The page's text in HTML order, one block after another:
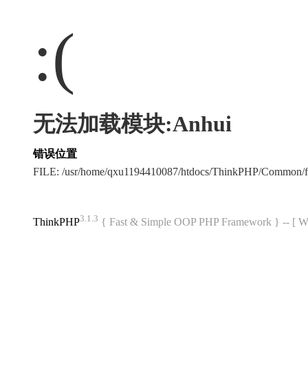
:(
无法加载模块:Anhui
错误位置
FILE: /usr/home/qxu1194410087/htdocs/ThinkPHP/
ThinkPHP3.1.3 { Fast & Simple OOP PHP Framework } -- [